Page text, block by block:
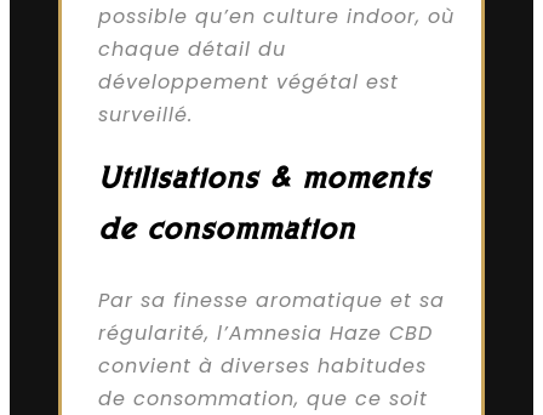
possible qu’en culture indoor, où
chaque détail du
développement végétal est
surveillé.
Utilisations & moments
de consommation
Par sa finesse aromatique et sa
régularité, l’Amnesia Haze CBD
convient à diverses habitudes
de consommation, que ce soit